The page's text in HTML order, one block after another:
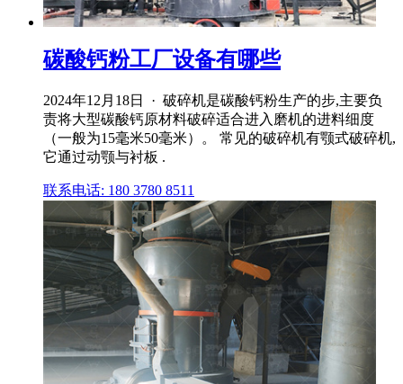
碳酸钙粉工厂设备有哪些
2024年12月18日 · 破碎机是碳酸钙粉生产的步,主要负
责将大型碳酸钙原材料破碎适合进入磨机的进料细度
（一般为15毫米50毫米）。 常见的破碎机有颚式破碎机,
它通过动颚与衬板 .
联系电话: 180 3780 8511